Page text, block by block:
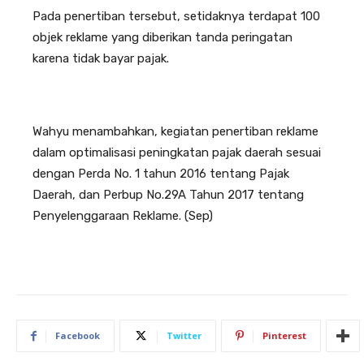
Pada penertiban tersebut, setidaknya terdapat 100
objek reklame yang diberikan tanda peringatan
karena tidak bayar pajak.
Wahyu menambahkan, kegiatan penertiban reklame
dalam optimalisasi peningkatan pajak daerah sesuai
dengan Perda No. 1 tahun 2016 tentang Pajak
Daerah, dan Perbup No.29A Tahun 2017 tentang
Penyelenggaraan Reklame. (Sep)
Facebook Twitter Pinterest